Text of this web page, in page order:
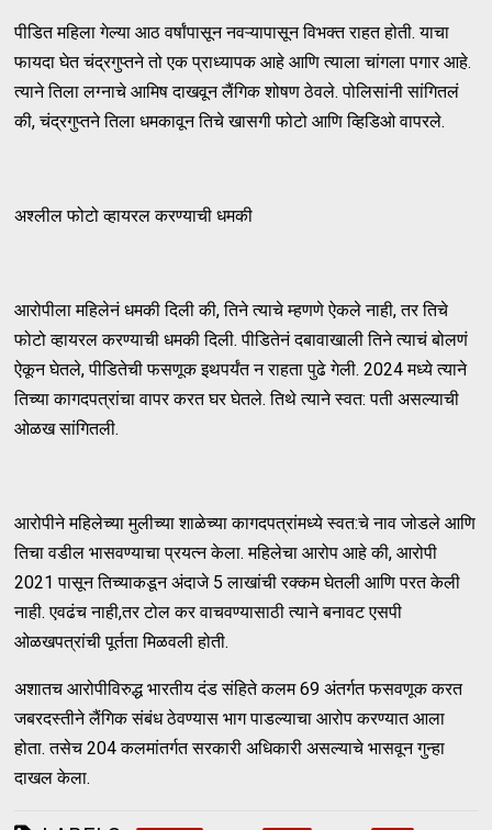
पीडित महिला गेल्या आठ वर्षांपासून नवऱ्यापासून विभक्त राहत होती. याचा
फायदा घेत चंद्रगुप्तने तो एक प्राध्यापक आहे आणि त्याला चांगला पगार आहे.
त्याने तिला लग्नाचे आमिष दाखवून लैंगिक शोषण ठेवले. पोलिसांनी सांगितलं
की, चंद्रगुप्तने तिला धमकावून तिचे खासगी फोटो आणि व्हिडिओ वापरले.
अश्लील फोटो व्हायरल करण्याची धमकी
आरोपीला महिलेनं धमकी दिली की, तिने त्याचे म्हणणे ऐकले नाही, तर तिचे
फोटो व्हायरल करण्याची धमकी दिली. पीडितेनं दबावाखाली तिने त्याचं बोलणं
ऐकून घेतले, पीडितेची फसणूक इथपर्यंत न राहता पुढे गेली. 2024 मध्ये त्याने
तिच्या कागदपत्रांचा वापर करत घर घेतले. तिथे त्याने स्वत: पती असल्याची
ओळख सांगितली.
आरोपीने महिलेच्या मुलीच्या शाळेच्या कागदपत्रांमध्ये स्वत:चे नाव जोडले आणि
तिचा वडील भासवण्याचा प्रयत्न केला. महिलेचा आरोप आहे की, आरोपी
2021 पासून तिच्याकडून अंदाजे 5 लाखांची रक्कम घेतली आणि परत केली
नाही. एवढंच नाही,तर टोल कर वाचवण्यासाठी त्याने बनावट एसपी
ओळखपत्रांची पूर्तता मिळवली होती.
अशातच आरोपीविरुद्ध भारतीय दंड संहिते कलम 69 अंतर्गत फसवणूक करत
जबरदस्तीने लैंगिक संबंध ठेवण्यास भाग पाडल्याचा आरोप करण्यात आला
होता. तसेच 204 कलमांतर्गत सरकारी अधिकारी असल्याचे भासवून गुन्हा
दाखल केला.